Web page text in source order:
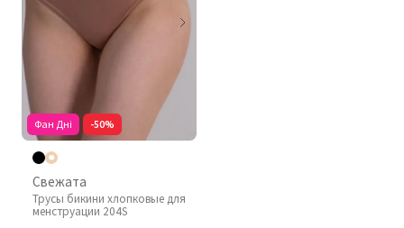
Фан Дні -50%
Свежата
Трусы бикини хлопковые для
менструации 204S